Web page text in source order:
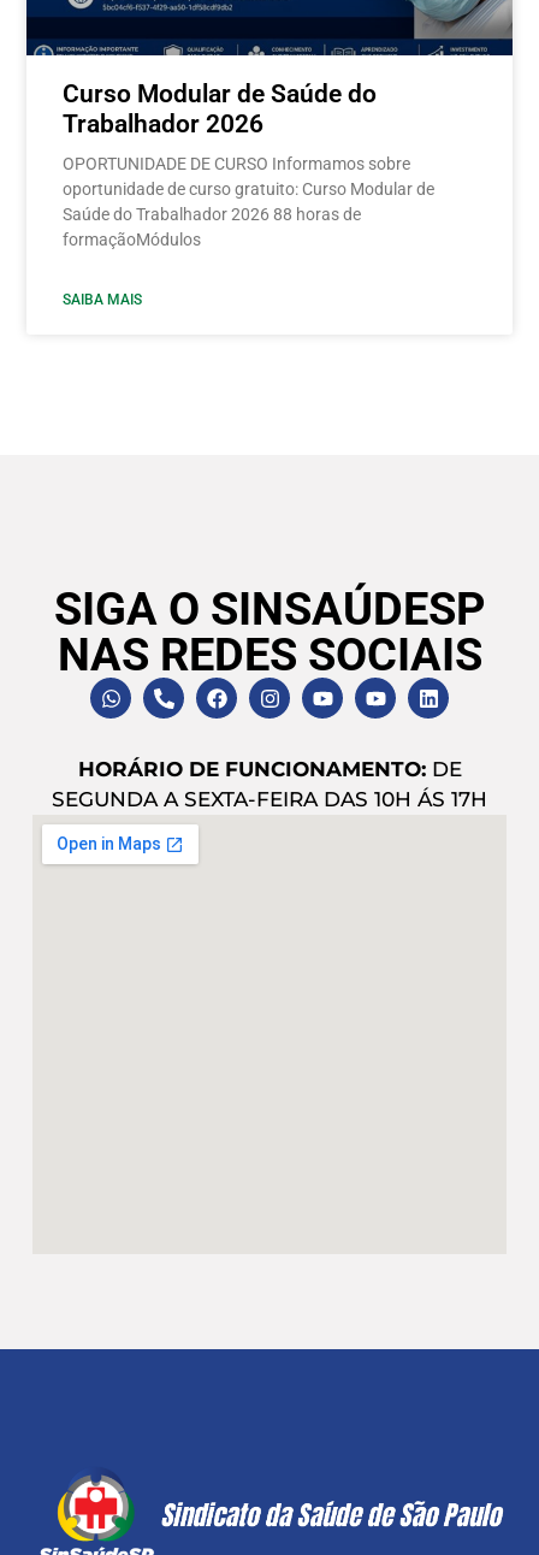
Curso Modular de Saúde do
Trabalhador 2026
OPORTUNIDADE DE CURSO Informamos sobre
oportunidade de curso gratuito: Curso Modular de
Saúde do Trabalhador 2026 88 horas de
formaçãoMódulos
SAIBA MAIS
SIGA O SINSAÚDESP
NAS REDES SOCIAIS
HORÁRIO DE FUNCIONAMENTO:DE
SEGUNDA A SEXTA-FEIRA DAS 10H ÁS 17H